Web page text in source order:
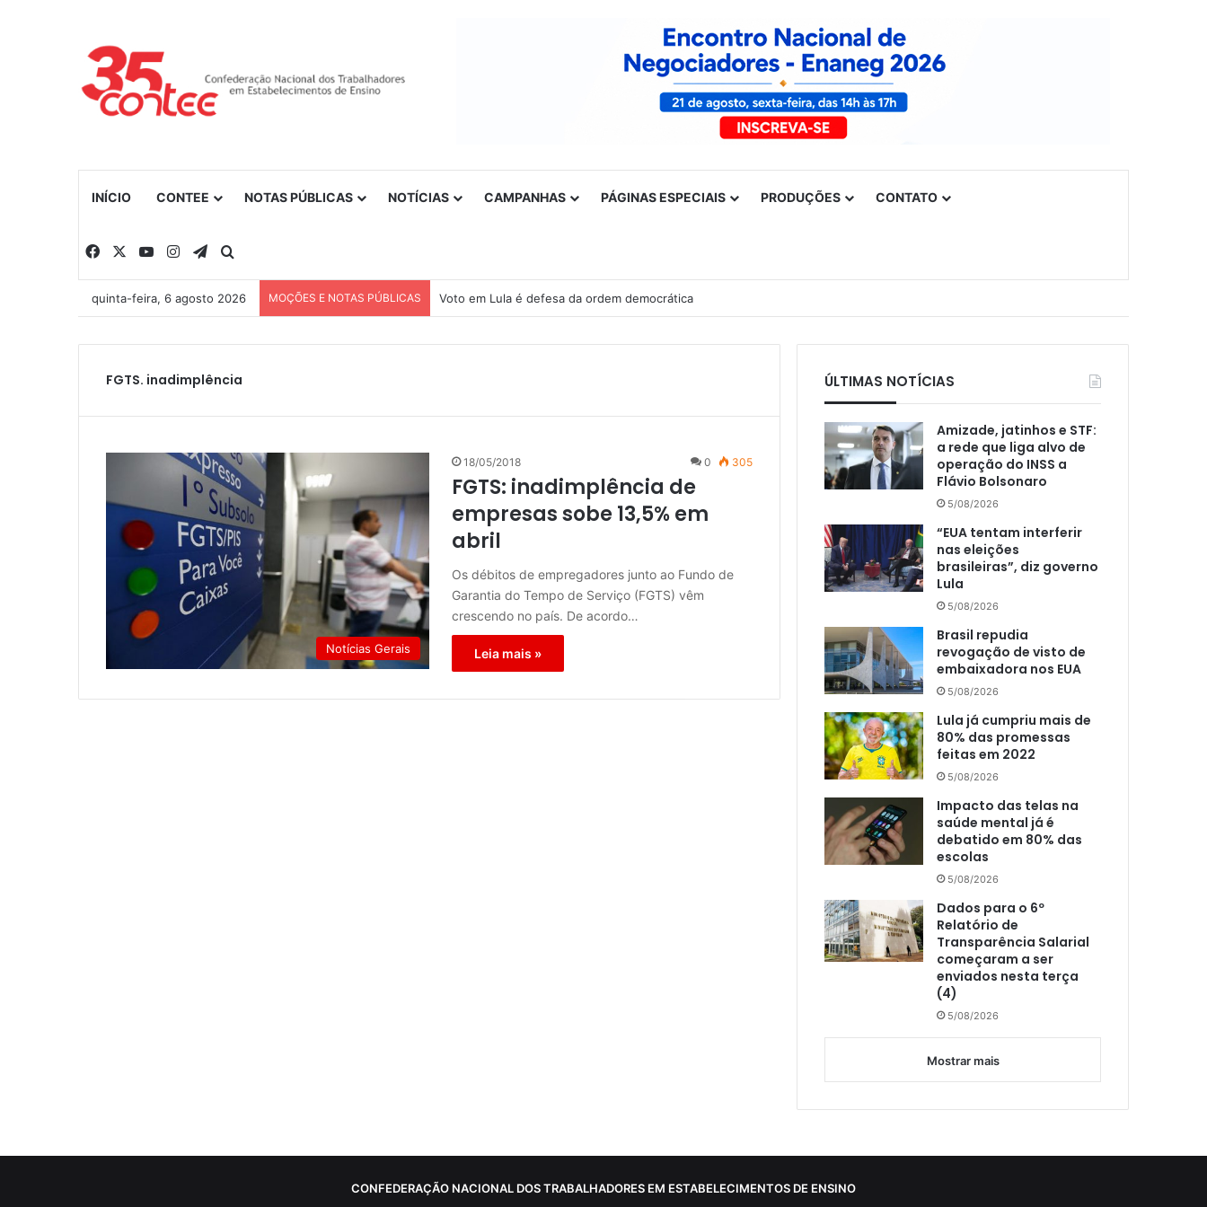
INÍCIO CONTEE NOTAS PÚBLICAS NOTÍCIAS CAMPANHAS PÁGINAS ESPECIAIS PRODUÇÕES CONTATO
Facebook YouTubeInstagramTelegram
quinta-feira, 6 agosto 2026 MOÇÕES E NOTAS PÚBLICAS Voto em Lula é defesa da ordem democrática
FGTS. inadimplência
Notícias Gerais
18/05/2018 0 305
FGTS: inadimplência de
empresas sobe 13,5% em
abril
Os débitos de empregadores junto ao Fundo de
Garantia do Tempo de Serviço (FGTS) vêm
crescendo no país. De acordo…
Leia mais »
ÚLTIMAS NOTÍCIAS
Amizade, jatinhos e STF:
a rede que liga alvo de
operação do INSS a
Flávio Bolsonaro
5/08/2026
“EUA tentam interferir
nas eleições
brasileiras”, diz governo
Lula
5/08/2026
Brasil repudia
revogação de visto de
embaixadora nos EUA
5/08/2026
Lula já cumpriu mais de
80% das promessas
feitas em 2022
5/08/2026
Impacto das telas na
saúde mental já é
debatido em 80% das
escolas
5/08/2026
Dados para o 6º
Relatório de
Transparência Salarial
começaram a ser
enviados nesta terça
(4)
5/08/2026
Mostrar mais
CONFEDERAÇÃO NACIONAL DOS TRABALHADORES EM ESTABELECIMENTOS DE ENSINO